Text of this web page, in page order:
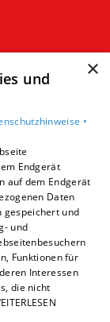
×
und
•
Endgerät
auf dem Endgerät
Daten
gespeichert und
und
Funktionen für
Interessen
die nicht